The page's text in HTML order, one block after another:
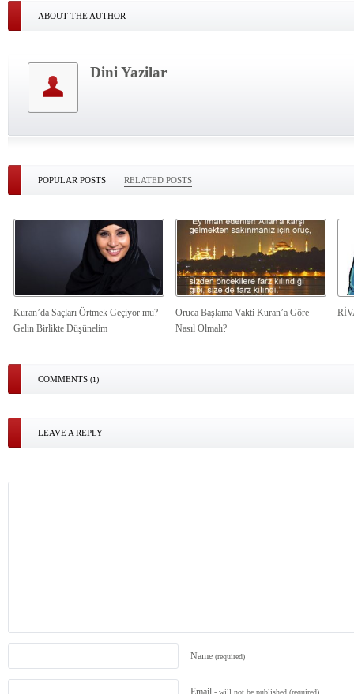
ABOUT THE AUTHOR
Dini Yazilar
POPULAR POSTS RELATED POSTS
Kuran’da Saçları Örtmek Geçiyor mu?
Gelin Birlikte Düşünelim
Oruca Başlama Vakti Kuran’a Göre
Nasıl Olmalı?
COMMENTS (1)
LEAVE A REPLY
Name (required)
Email - will not be published (required)